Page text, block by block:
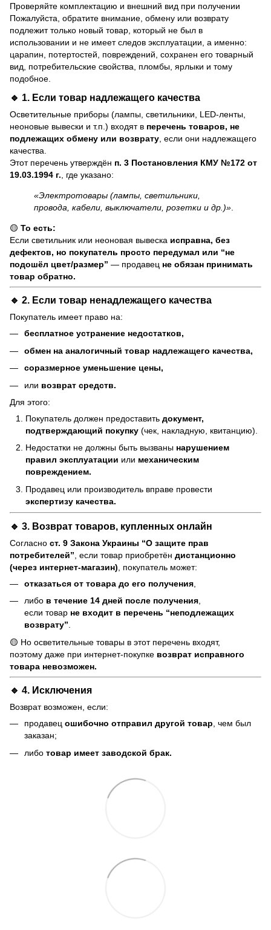
Проверяйте комплектацию и внешний вид при получении
Пожалуйста, обратите внимание, обмену или возврату
подлежит только новый товар, который не был в
использовании и не имеет следов эксплуатации, а именно:
царапин, потертостей, повреждений, сохранен его товарный
вид, потребительские свойства, пломбы, ярлыки и тому
подобное.
🔹 1. Если товар надлежащего качества
Осветительные приборы (лампы, светильники, LED-ленты,
неоновые вывески и т.п.) входят в перечень товаров, не
подлежащих обмену или возврату , если они надлежащего
качества.
Этот перечень утверждён п. 3 Постановления КМУ №172 от
19.03.1994 г. , где указано:
«Электротовары (лампы, светильники,
провода, кабели, выключатели, розетки и др.)»
🟡 То есть:
Если светильник или неоновая вывеска исправна, без
дефектов, но покупатель просто передумал или “не
подошёл цвет/размер” — продавец не обязан принимать
товар обратно.
🔹 2. Если товар ненадлежащего качества
Покупатель имеет право на:
бесплатное устранение недостатков,
обмен на аналогичный товар надлежащего качества,
соразмерное уменьшение цены,
или возврат средств.
Для этого:
Покупатель должен предоставить документ,
подтверждающий покупку (чек, накладную, квитанцию).
Недостатки не должны быть вызваны нарушением
правил эксплуатации или механическим
повреждением.
Продавец или производитель вправе провести
экспертизу качества.
🔹 3. Возврат товаров, купленных онлайн
Согласно ст. 9 Закона Украины “О защите прав
потребителей” , если товар приобретён дистанционно
(через интернет-магазин) , покупатель может:
отказаться от товара до его получения
либо в течение 14 дней после получения,
если товар не входит в перечень “неподлежащих
возврату”.
🟡 Но осветительные товары в этот перечень входят,
поэтому даже при интернет-покупке возврат исправного
товара невозможен.
🔹 4. Исключения
Возврат возможен, если:
продавец ошибочно отправил другой товар, чем был
заказан;
либо товар имеет заводской брак.